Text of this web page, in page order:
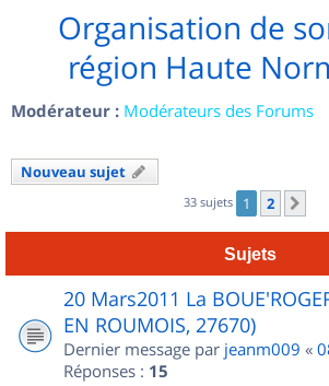
Organisation de
région Haute
Modérateur : Modérateurs des Forums
Nouveau sujet
33 sujets 1 2
Sujets
20 Mars2011 La
EN ROUMOIS, 27670)
Dernier message par jeanm009 «
Réponses : 15